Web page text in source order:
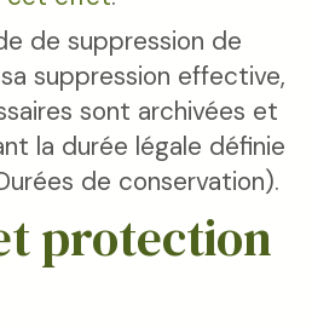
de suppression de
suppression effective,
sont archivées et
la durée légale définie
de conservation).
protection